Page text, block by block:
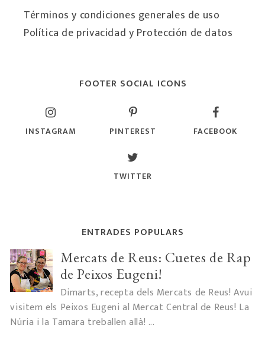
Términos y condiciones generales de uso
Política de privacidad y Protección de datos
FOOTER SOCIAL ICONS
INSTAGRAM PINTEREST FACEBOOK
TWITTER
ENTRADES POPULARS
Mercats de Reus: Cuetes de Rap
de Peixos Eugeni!
Dimarts, recepta dels Mercats de Reus! Avui
visitem els Peixos Eugeni al Mercat Central de Reus! La
Núria i la Tamara treballen allà! ...